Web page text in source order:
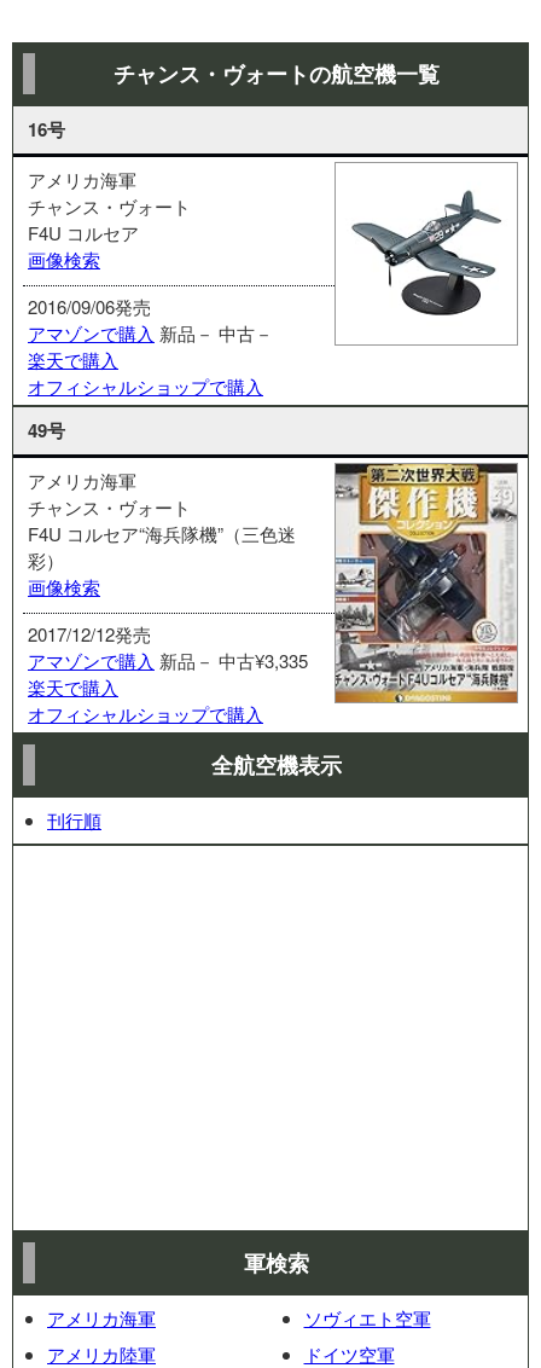
チャンス・ヴォートの航空機一覧
16号
アメリカ海軍
チャンス・ヴォート
F4U コルセア
画像検索
2016/09/06発売
アマゾンで購入 新品－ 中古－
楽天で購入
オフィシャルショップで購入
49号
アメリカ海軍
チャンス・ヴォート
F4U コルセア“海兵隊機”（三色迷
彩）
画像検索
2017/12/12発売
アマゾンで購入 新品－ 中古¥3,335
楽天で購入
オフィシャルショップで購入
全航空機表示
刊行順
軍検索
アメリカ海軍
アメリカ陸軍
ソヴィエト空軍
ドイツ空軍